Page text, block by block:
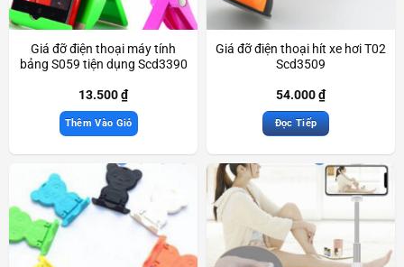
Giá đỡ điện thoại máy tính
bảng S059 tiện dụng Scd3390
13.500₫
Thêm Vào Giỏ
Giá đỡ điện thoại hít xe hơi T02
Scd3509
54.000₫
Đọc Tiếp